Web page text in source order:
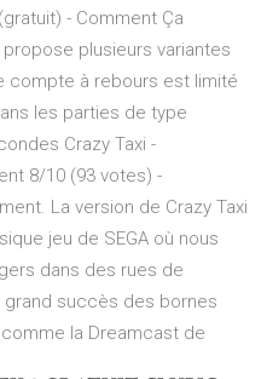
- Comment Ça
propose plusieurs variantes
compte à rebours est limité
les parties de type
Crazy Taxi -
8/10 (93 votes) -
La version de Crazy Taxi
jeu de SEGA où nous
dans des rues de
grand succès des bornes
la Dreamcast de